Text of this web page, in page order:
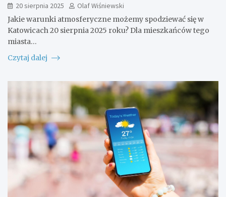
20 sierpnia 2025
Olaf Wiśniewski
Jakie warunki atmosferyczne możemy spodziewać się w
Katowicach 20 sierpnia 2025 roku? Dla mieszkańców tego
miasta…
Czytaj dalej